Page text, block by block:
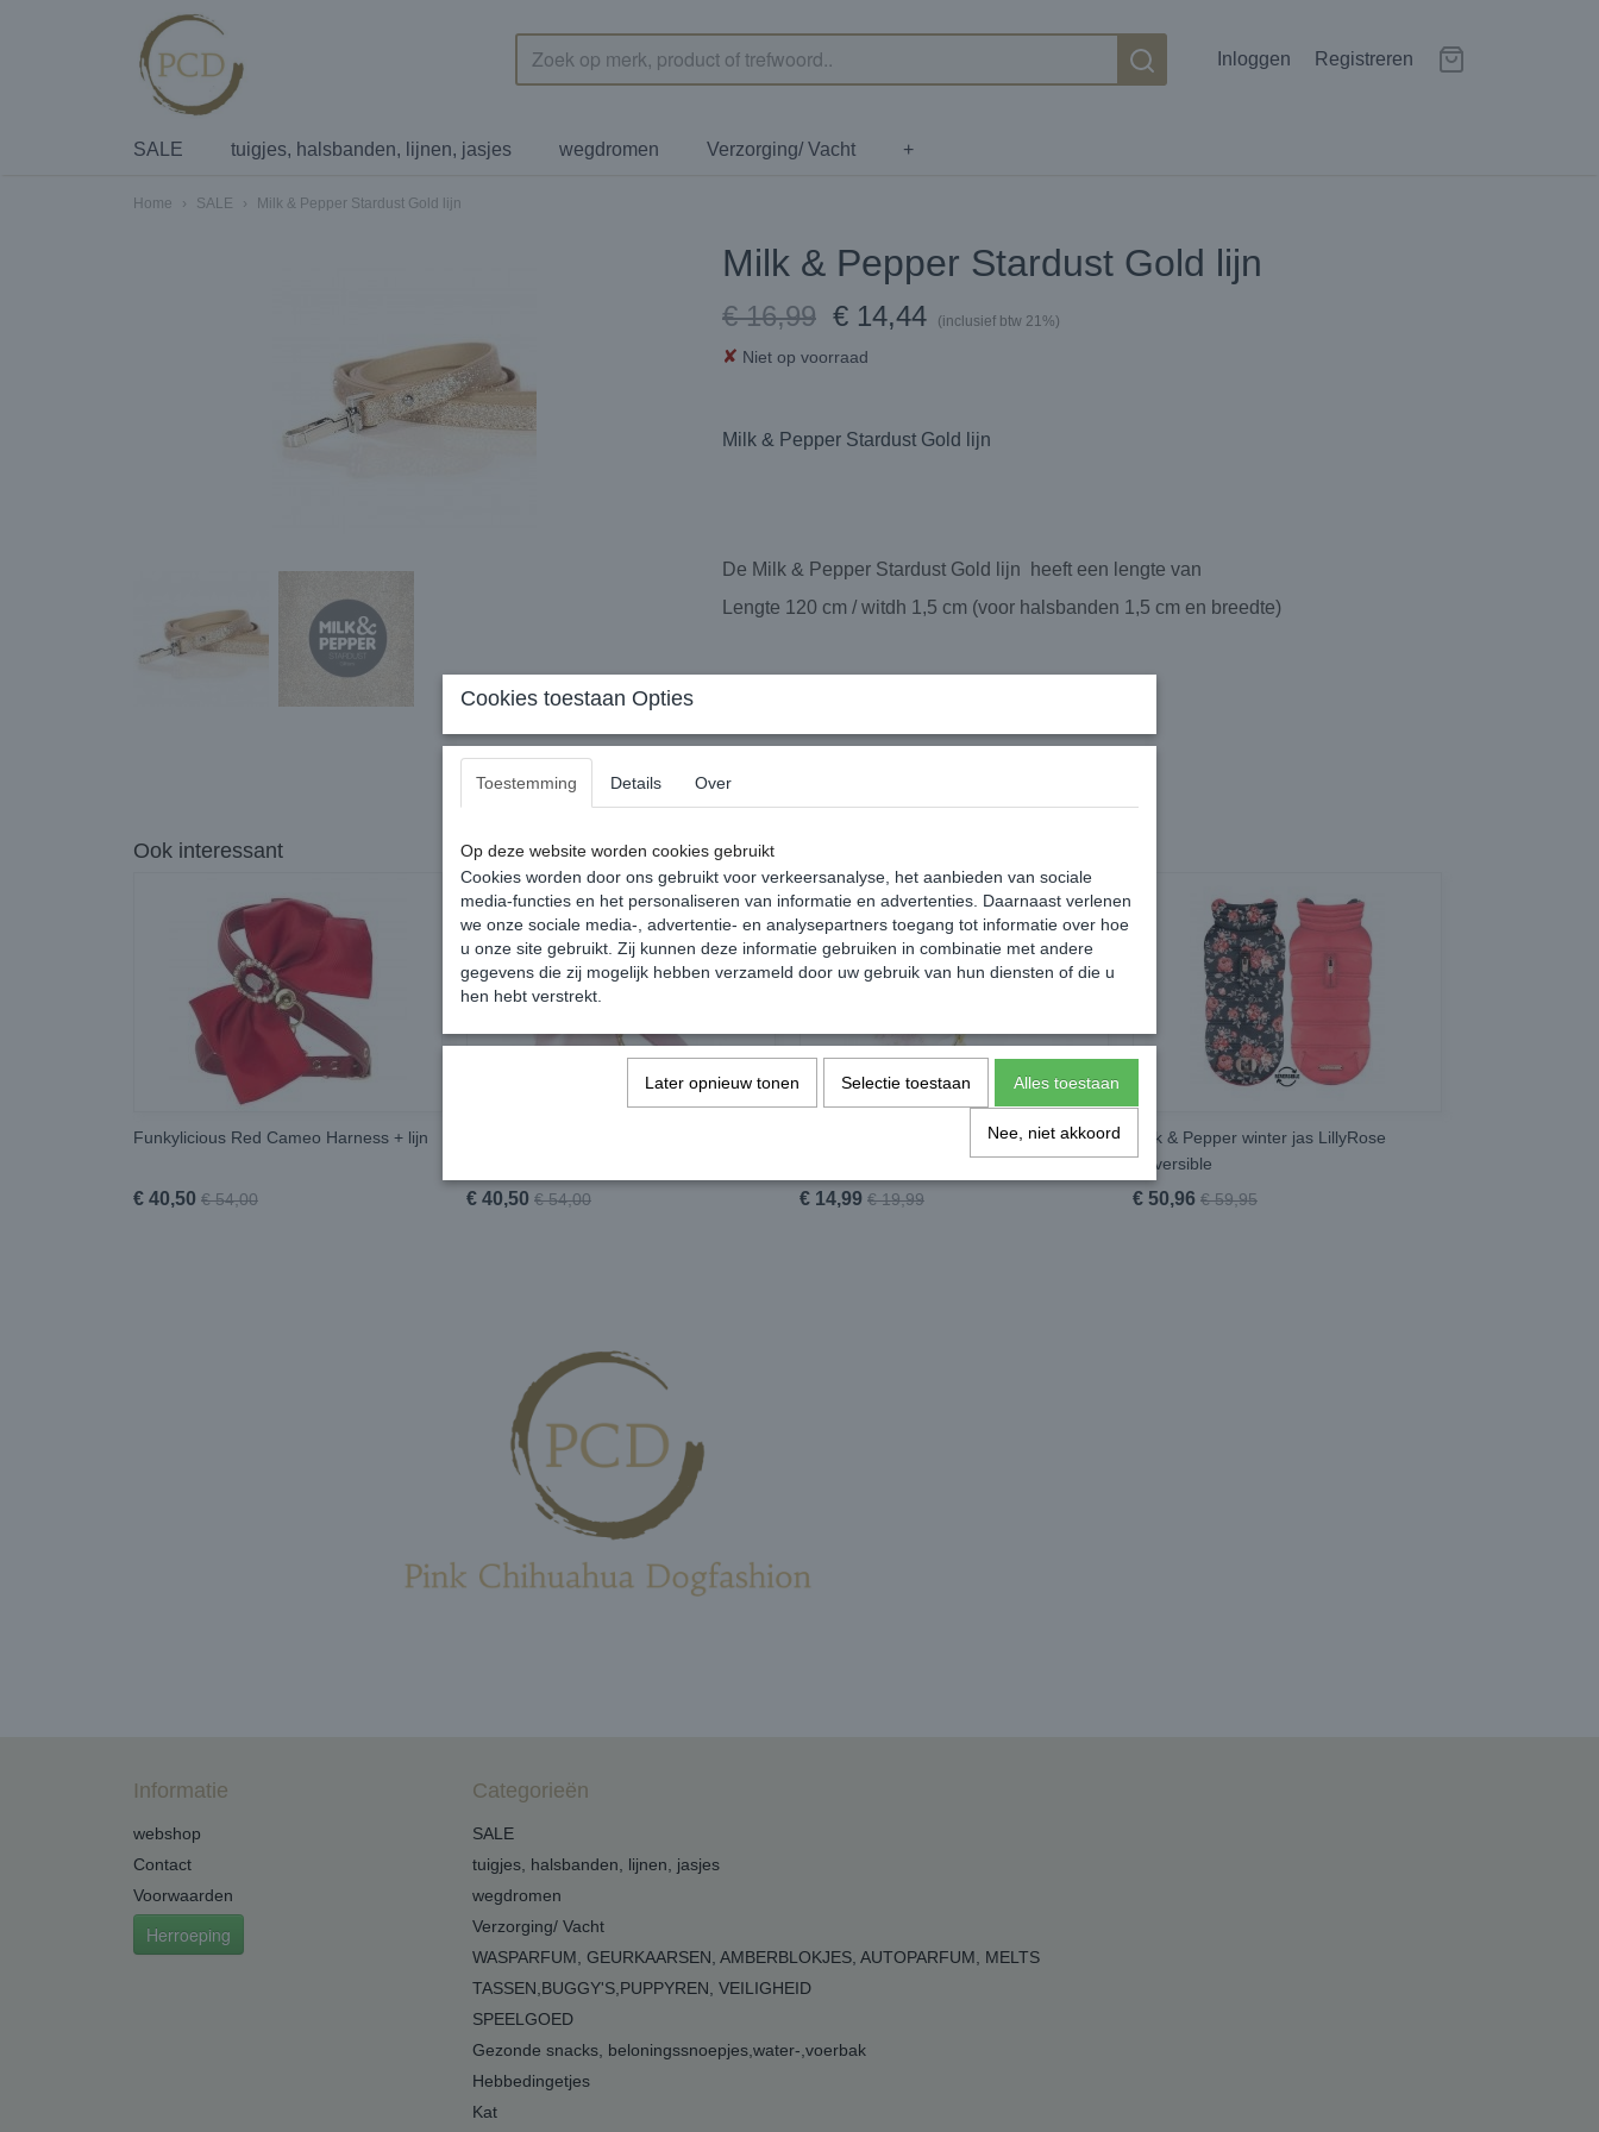
Inloggen Registreren
SALE tuigjes, halsbanden, lijnen, jasjes wegdromen Verzorging/ Vacht +
Home › SALE › Milk & Pepper Stardust Gold lijn
Milk & Pepper Stardust Gold lijn
€ 16,99 € 14,44 (inclusief btw 21%)
✘ Niet op voorraad
Milk & Pepper Stardust Gold lijn
De Milk & Pepper Stardust Gold lijn heeft een lengte van
Lengte 120 cm / witdh 1,5 cm (voor halsbanden 1,5 cm en breedte)
Ook interessant
Funkylicious Red Cameo Harness + lijn
€ 40,50 € 54,00 € 40,50 € 54,00
Funkylicious halsband met tule bloem
€ 14,99 € 19,99
Milk & Pepper winter jas LillyRose
Reversible
€ 50,96 € 59,95
Informatie
webshop
Contact
Voorwaarden
Herroeping
Categorieën
SALE
tuigjes, halsbanden, lijnen, jasjes
wegdromen
Verzorging/ Vacht
WASPARFUM, GEURKAARSEN, AMBERBLOKJES, AUTOPARFUM, MELTS
TASSEN,BUGGY'S,PUPPYREN, VEILIGHEID
SPEELGOED
Gezonde snacks, beloningssnoepjes,water-,voerbak
Hebbedingetjes
Kat
Cookies toestaan Opties
Toestemming Details Over
Op deze website worden cookies gebruikt
Cookies worden door ons gebruikt voor verkeersanalyse, het aanbieden van sociale
media-functies en het personaliseren van informatie en advertenties. Daarnaast verlenen
we onze sociale media-, advertentie- en analysepartners toegang tot informatie over hoe
u onze site gebruikt. Zij kunnen deze informatie gebruiken in combinatie met andere
gegevens die zij mogelijk hebben verzameld door uw gebruik van hun diensten of die u
hen hebt verstrekt.
Later opnieuw tonen Selectie toestaan Alles toestaan
Nee, niet akkoord